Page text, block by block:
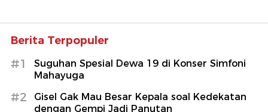
Berita Terpopuler
#1
Suguhan Spesial Dewa 19 di Konser Simfoni
Mahayuga
#2
Gisel Gak Mau Besar Kepala soal Kedekatan
dengan Gempi Jadi Panutan